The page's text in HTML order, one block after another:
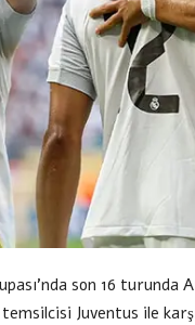
son 16 turunda
Juventus ile